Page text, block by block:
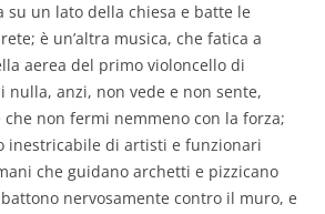
su un lato della chiesa e batte le
è un’altra musica, che fatica a
aerea del primo violoncello di
nulla, anzi, non vede e non sente,
che non fermi nemmeno con la forza;
inestricabile di artisti e funzionari
che guidano archetti e pizzicano
nervosamente contro il muro, e